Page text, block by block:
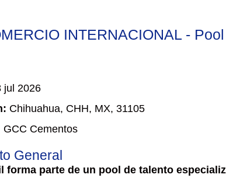
INTERNACIONAL -
jul 2026
Chihuahua, CHH, MX, 31105
GCC Cementos
General
forma parte de un pool de talento